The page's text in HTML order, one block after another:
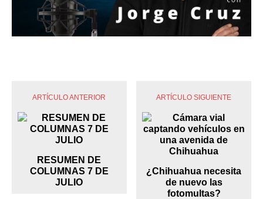
ARTÍCULO ANTERIOR
RESUMEN DE
COLUMNAS 7 DE
JULIO
ARTÍCULO SIGUIENTE
¿Chihuahua necesita
de nuevo las
fotomultas?